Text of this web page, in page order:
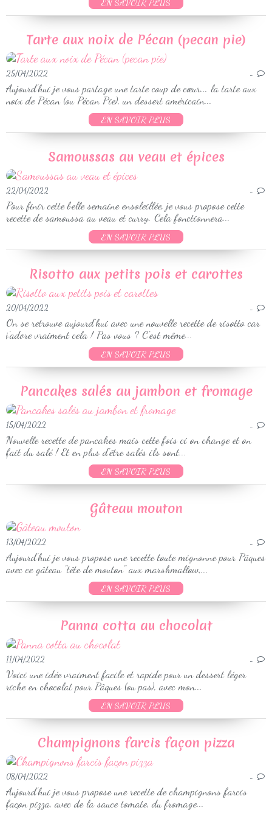
EN SAVOIR PLUS
Tarte aux noix de Pécan (pecan pie)
25/04/2022 …
Aujourd'hui je vous partage une tarte coup de cœur... la tarte aux
noix de Pécan (ou Pécan Pie), un dessert américain...
EN SAVOIR PLUS
Samoussas au veau et épices
22/04/2022 …
Pour finir cette belle semaine ensoleillée, je vous propose cette
recette de samoussa au veau et curry. Cela fonctionnera...
EN SAVOIR PLUS
Risotto aux petits pois et carottes
20/04/2022 …
On se retrouve aujourd'hui avec une nouvelle recette de risotto car
j'adore vraiment cela ! Pas vous ? C'est même...
EN SAVOIR PLUS
Pancakes salés au jambon et fromage
15/04/2022 …
Nouvelle recette de pancakes mais cette fois ci on change et on
fait du salé ! Et en plus d'être salés ils sont...
EN SAVOIR PLUS
Gâteau mouton
13/04/2022 …
Aujourd'hui je vous propose une recette toute mignonne pour Pâques
avec ce gâteau "tête de mouton" aux marshmallow,...
EN SAVOIR PLUS
Panna cotta au chocolat
11/04/2022 …
Voici une idée vraiment facile et rapide pour un dessert léger
riche en chocolat pour Pâques (ou pas), avec mon...
EN SAVOIR PLUS
Champignons farcis façon pizza
08/04/2022 …
Aujourd'hui je vous propose une recette de champignons farcis
façon pizza, avec de la sauce tomate, du fromage...